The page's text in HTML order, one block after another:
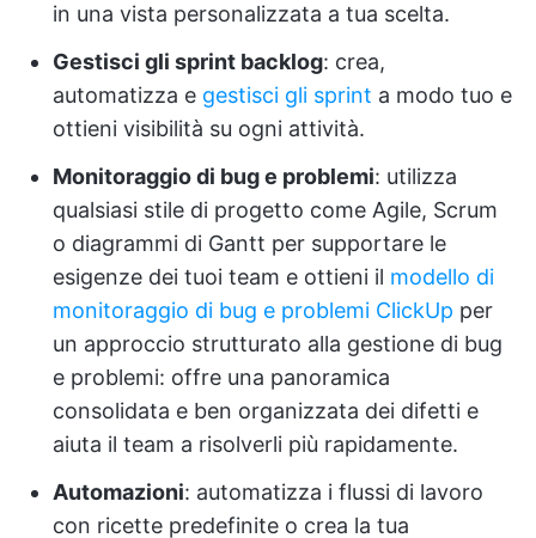
in una vista personalizzata a tua scelta.
Gestisci gli sprint backlog: crea,
automatizza e gestisci gli sprint a modo tuo e
ottieni visibilità su ogni attività.
Monitoraggio di bug e problemi: utilizza
qualsiasi stile di progetto come Agile, Scrum
o diagrammi di Gantt per supportare le
esigenze dei tuoi team e ottieni il modello di
monitoraggio di bug e problemi ClickUp per
un approccio strutturato alla gestione di bug
e problemi: offre una panoramica
consolidata e ben organizzata dei difetti e
aiuta il team a risolverli più rapidamente.
Automazioni: automatizza i flussi di lavoro
con ricette predefinite o crea la tua